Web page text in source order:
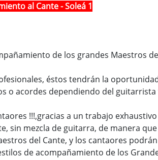
al Cante - Soleá 1
de los grandes Maestros
éstos tendrán la
o acordes dependiendo del
!!!,gracias a un trabajo
sin mezcla de guitarra, de manera
del Cante, y los cantaores
de acompañamiento de los